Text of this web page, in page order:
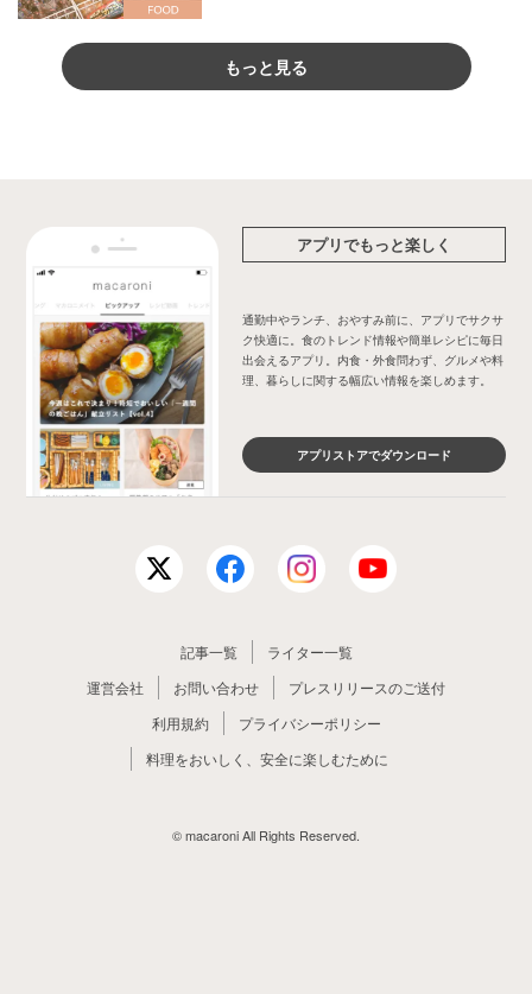
もっと見る
アプリでもっと楽しく
通勤中やランチ、おやすみ前に、アプリでサクサ
ク快適に。食のトレンド情報や簡単レシピに毎日
出会えるアプリ。内食・外食問わず、グルメや料
理、暮らしに関する幅広い情報を楽しめます。
アプリストアでダウンロード
記事一覧
ライター一覧
運営会社
お問い合わせ
プレスリリースのご送付
利用規約
プライバシーポリシー
料理をおいしく、安全に楽しむために
© macaroni All Rights Reserved.